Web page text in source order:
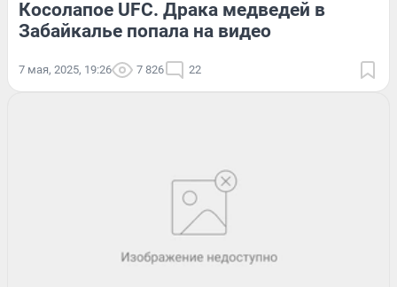
Косолапое UFC. Драка медведей в
Забайкалье попала на видео
7 мая, 2025, 19:26 7 826 22